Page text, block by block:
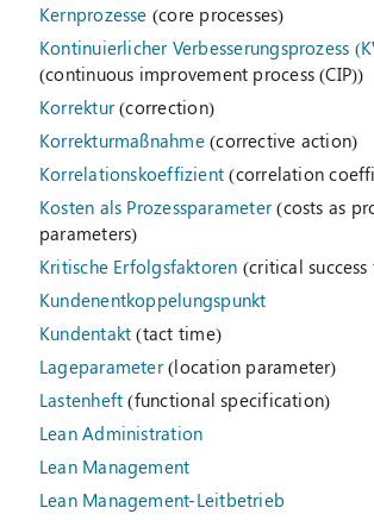
Kernprozesse (core processes)
Kontinuierlicher Verbesserungsprozess
(continuous improvement process (CIP))
Korrektur(correction)
Korrekturmaßnahme(corrective action)
Korrelationskoeffizient (correlation
Kosten als Prozessparameter(costs as
parameters)
Kritische Erfolgsfaktoren (critical
Kundenentkoppelungspunkt
Kundentakt (tact time)
Lageparameter(location parameter)
Lastenheft (functional specification)
Lean Administration
Lean Management
Lean Management-Leitbetrieb